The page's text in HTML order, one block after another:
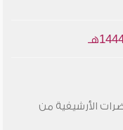
الأرشيفية من